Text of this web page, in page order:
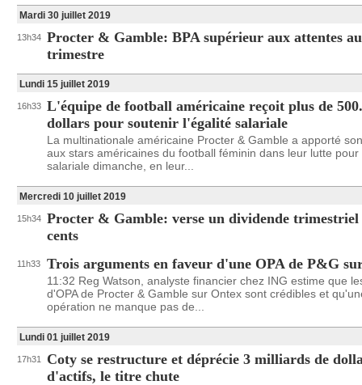
Mardi 30 juillet 2019
13h34 Procter & Gamble: BPA supérieur aux attentes
trimestre
Lundi 15 juillet 2019
16h33 L'équipe de football américaine reçoit plus de
dollars pour soutenir l'égalité salariale
La multinationale américaine Procter & Gamble a apporté
aux stars américaines du football féminin dans leur lutte pour
salariale dimanche, en leur...
Mercredi 10 juillet 2019
15h34 Procter & Gamble: verse un dividende trimestriel
cents
11h33 Trois arguments en faveur d'une OPA de P&G
11:32 Reg Watson, analyste financier chez ING estime que
d'OPA de Procter & Gamble sur Ontex sont crédibles et
opération ne manque pas de...
Lundi 01 juillet 2019
17h31
Coty se restructure et déprécie 3 milliards de
d'actifs, le titre chute